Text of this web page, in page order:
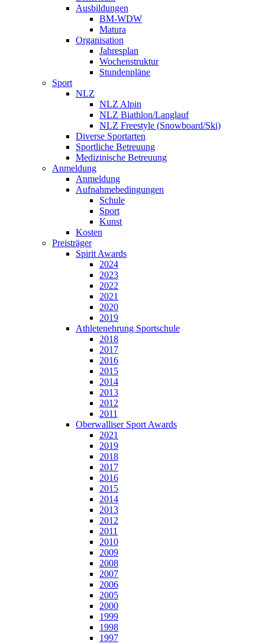
Ausbildungen
BM-WDW
Matura
Organisation
Jahresplan
Wochenstruktur
Stundenpläne
Sport
NLZ
NLZ Alpin
NLZ Biathlon/Langlauf
NLZ Freestyle (Snowboard/Ski)
Diverse Sportarten
Sportliche Betreuung
Medizinische Betreuung
Anmeldung
Anmeldung
Aufnahmebedingungen
Schule
Sport
Kunst
Kosten
Preisträger
Spirit Awards
2024
2023
2022
2021
2020
2019
Athletenehrung Sportschule
2018
2017
2016
2015
2014
2013
2012
2011
Oberwalliser Sport Awards
2021
2019
2018
2017
2016
2015
2014
2013
2012
2011
2010
2009
2008
2007
2006
2005
2000
1999
1998
1997